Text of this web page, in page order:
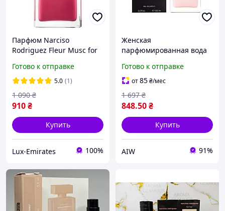
Парфюм Narciso
Rodriguez Fleur Musc for
Нарцисо Родригес Флер
Муск Тестер Люкс 100 мл.
Готово к отправке
5.0 (1)
910₴
1 090 ₴
Купить
Lux-Emirates 100%
Женская
парфюмированная вода
Narciso Rodriguez
(элегантный,
чувственный аромат) AIW
Готово к отправке
от85₴/мес
848.50₴
1 697 ₴
Купить
AIW 91%